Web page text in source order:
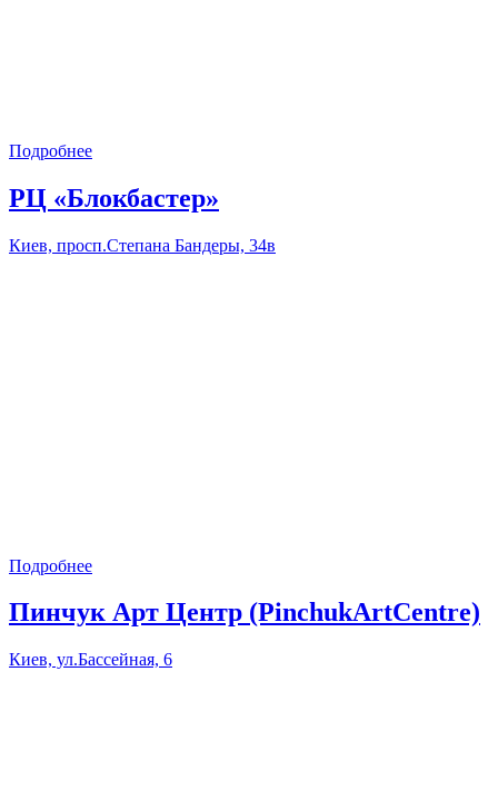
Подробнее
РЦ «Блокбастер»
Киев, просп.Степана Бандеры, 34в
Подробнее
Пинчук Арт Центр (PinchukArtCentre)
Киев, ул.Бассейная, 6